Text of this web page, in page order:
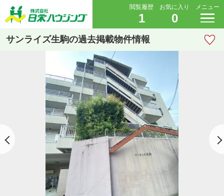
閲覧履歴
1
お気に入り
0
メニュー
サンライズ生駒の過去掲載物件情報